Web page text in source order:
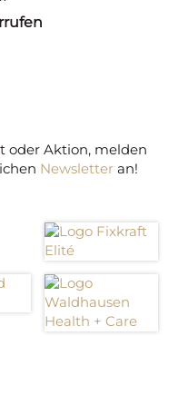
oder Aktion, melden
Newsletteran!